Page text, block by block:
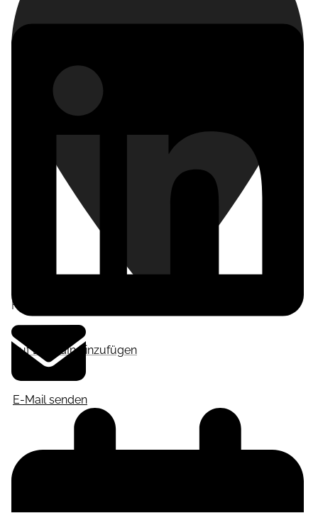
Auf LinkedIn hinzufügen
Frankfurt am Main
E-Mail senden